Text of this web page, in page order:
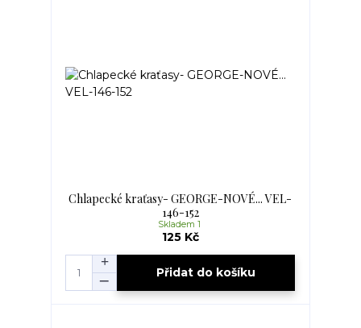
Chlapecké kraťasy- GEORGE-NOVÉ... VEL-
146-152
125 Kč
Skladem 1
Přidat do košíku